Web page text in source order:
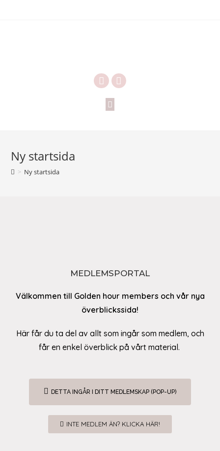
Ny startsida
> Ny startsida
MEDLEMSPORTAL
Välkommen till Golden hour members och vår nya
överblickssida!
Här får du ta del av allt som ingår som medlem, och
får en enkel överblick på vårt material.
DETTA INGÅR I DITT MEDLEMSKAP (POP-UP)
INTE MEDLEM ÄN? KLICKA HÄR!